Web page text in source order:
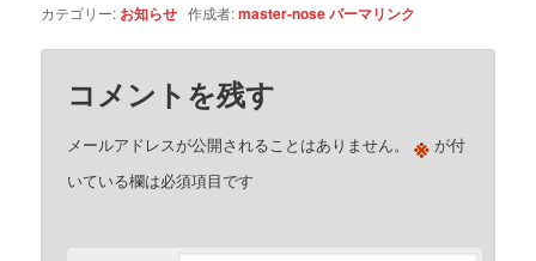
カテゴリー: お知らせ 作成者:master-noseパーマリンク
コメントを残す
メールアドレスが公開されることはありません。 ※ が付
いている欄は必須項目です